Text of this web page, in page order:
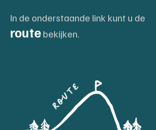
In de onderstaande link kunt u de
routebekijken.
route